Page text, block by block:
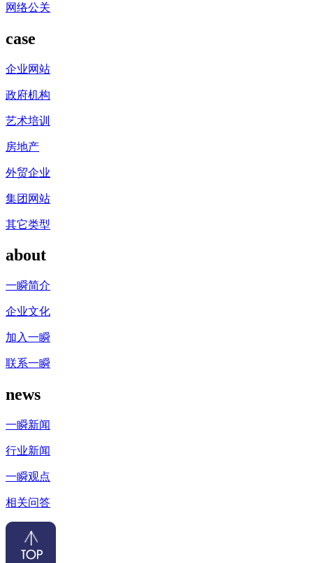
网络公关
case
企业网站
政府机构
艺术培训
房地产
外贸企业
集团网站
其它类型
about
一瞬简介
企业文化
加入一瞬
联系一瞬
news
一瞬新闻
行业新闻
一瞬观点
相关问答